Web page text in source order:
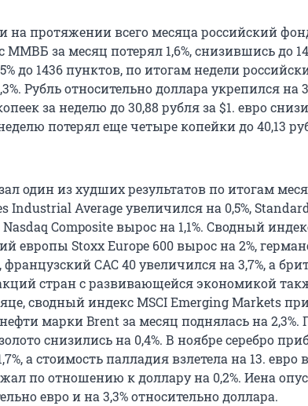
на протяжении всего месяца российский
за месяц потерял 1,6%, снизившись до
до 1436 пунктов, по итогам недели
Рубль относительно доллара укрепился на
за неделю до 30,88 рубля за $1. евро
потерял еще четыре копейки до 40,13
один из худших результатов по итогам
Industrial Average увеличился на 0,5%,
Nasdaq Composite вырос на 1,1%. Сводный
европы Stoxx Europe 600 вырос на 2%,
CAC 40 увеличился на 3,7%, а
стран с развивающейся экономикой
сводный индекс MSCI Emerging Markets
марки Brent за месяц поднялась на 2,3%.
снизились на 0,4%. В ноябре серебро
а стоимость палладия взлетела на 13. евро в
по отношению к доллару на 0,2%. Иена
евро и на 3,3% относительно доллара.